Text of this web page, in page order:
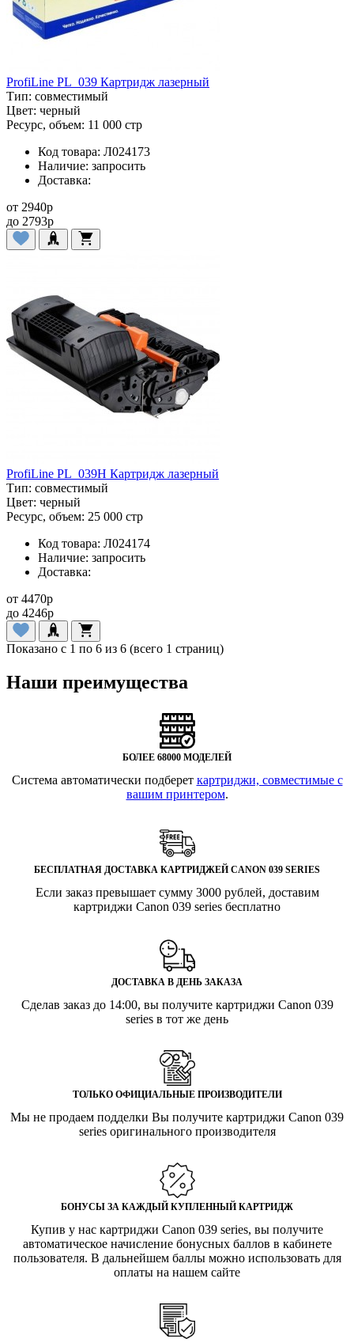
ProfiLine PL_039 Картридж лазерный
Тип: совместимый
Цвет: черный
Ресурс, объем: 11 000 стр
Код товара: Л024173
Наличие: запросить
Доставка:
от 2940p
до 2793p
ProfiLine PL_039H Картридж лазерный
Тип: совместимый
Цвет: черный
Ресурс, объем: 25 000 стр
Код товара: Л024174
Наличие: запросить
Доставка:
от 4470p
до 4246p
Показано с 1 по 6 из 6 (всего 1 страниц)
Наши преимущества
БОЛЕЕ 68000 МОДЕЛЕЙ
Система автоматически подберет картриджи, совместимые с
вашим принтером.
БЕСПЛАТНАЯ ДОСТАВКА КАРТРИДЖЕЙ CANON 039 SERIES
Если заказ превышает сумму 3000 рублей, доставим
картриджи Canon 039 series бесплатно
ДОСТАВКА В ДЕНЬ ЗАКАЗА
Сделав заказ до 14:00, вы получите картриджи Canon 039
series в тот же день
ТОЛЬКО ОФИЦИАЛЬНЫЕ ПРОИЗВОДИТЕЛИ
Мы не продаем подделки Вы получите картриджи Canon 039
series оригинального производителя
БОНУСЫ ЗА КАЖДЫЙ КУПЛЕННЫЙ КАРТРИДЖ
Купив у нас картриджи Canon 039 series, вы получите
автоматическое начисление бонусных баллов в кабинете
пользователя. В дальнейшем баллы можно использовать для
оплаты на нашем сайте